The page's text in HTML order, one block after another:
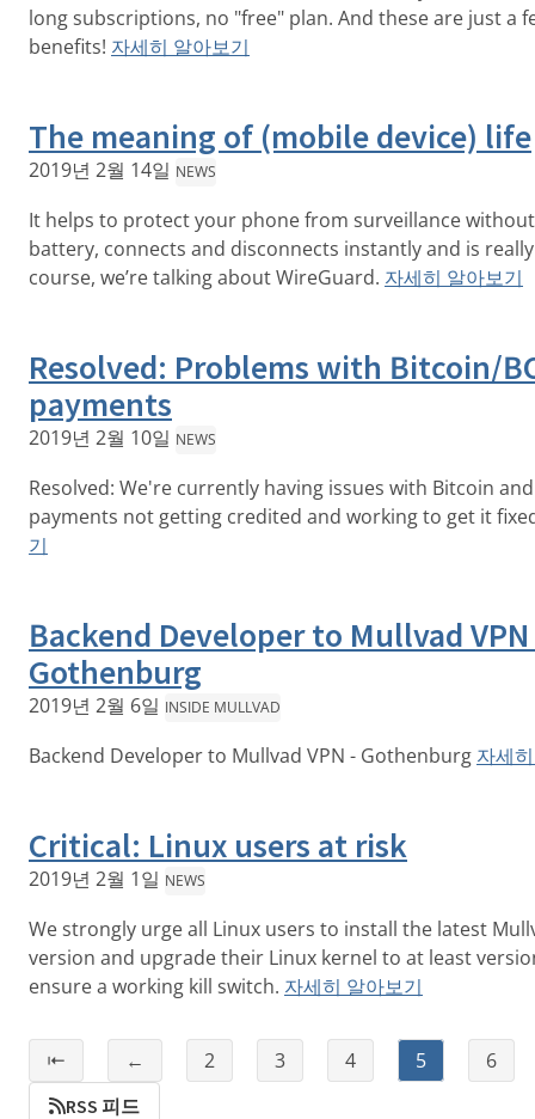
long subscriptions, no "free" plan. And these are just a
benefits! 자세히 알아보기
The meaning of (mobile device) life
2019년 2월 14일 NEWS
It helps to protect your phone from surveillance
battery, connects and disconnects instantly and is
course, we’re talking about WireGuard. 자세히 알아보기
Resolved: Problems with Bitcoin/
payments
2019년 2월 10일 NEWS
Resolved: We're currently having issues with Bitcoin
payments not getting credited and working to get it
기
Backend Developer to Mullvad
Gothenburg
2019년 2월 6일 INSIDE MULLVAD
Backend Developer to Mullvad VPN - Gothenburg 자세
Critical: Linux users at risk
2019년 2월 1일 NEWS
We strongly urge all Linux users to install the latest
version and upgrade their Linux kernel to at least
ensure a working kill switch. 자세히 알아보기
⇤ ← 2 3 4 5 6
RSS 피드